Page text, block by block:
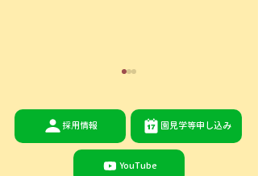
採用情報 園見学等申し込み
YouTube